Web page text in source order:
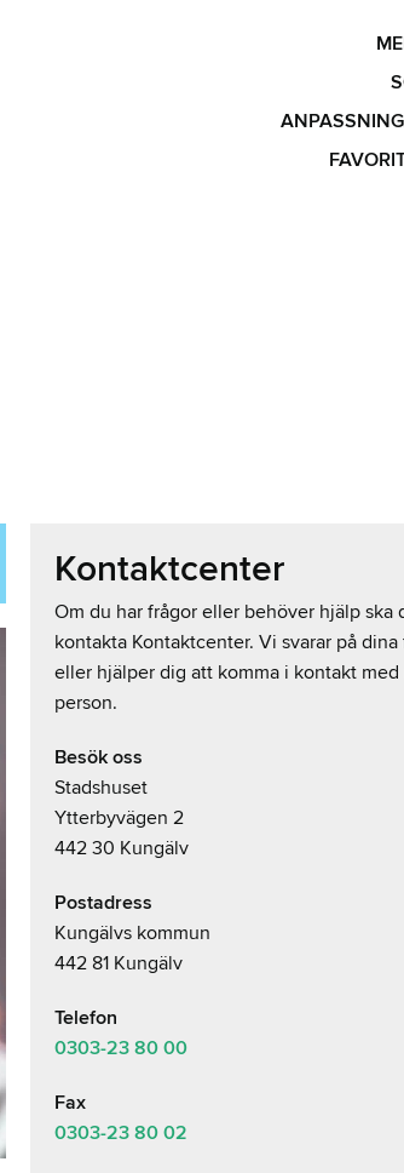
Kontaktcenter
Om du har frågor eller behöver hjälp ska
kontakta Kontaktcenter. Vi svarar på dina
eller hjälper dig att komma i kontakt med
person.
Besök oss
Stadshuset
Ytterbyvägen 2
442 30 Kungälv
Postadress
Kungälvs kommun
442 81 Kungälv
Telefon
0303-23 80 00
Fax
0303-23 80 02